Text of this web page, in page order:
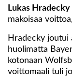
Lukas Hradecky
makoisaa
Hradecky joutui
huolimatta
kotonaan
voittomaali tuli